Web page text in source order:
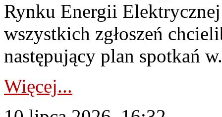
Rynku Energii
wszystkich zgłoszeń
następujący plan spotkań
Więcej...